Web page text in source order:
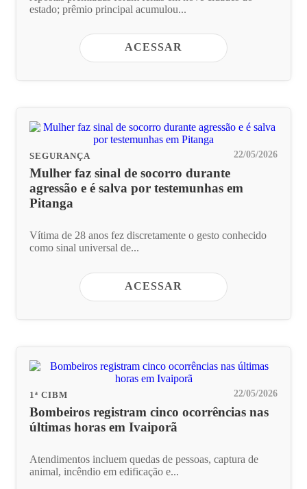
estado; prêmio principal acumulou...
ACESSAR
SEGURANÇA 22/05/2026
Mulher faz sinal de socorro durante
agressão e é salva por testemunhas em
Pitanga
Vítima de 28 anos fez discretamente o gesto conhecido
como sinal universal de...
ACESSAR
1ª CIBM 22/05/2026
Bombeiros registram cinco ocorrências nas
últimas horas em Ivaiporã
Atendimentos incluem quedas de pessoas, captura de
animal, incêndio em edificação e...